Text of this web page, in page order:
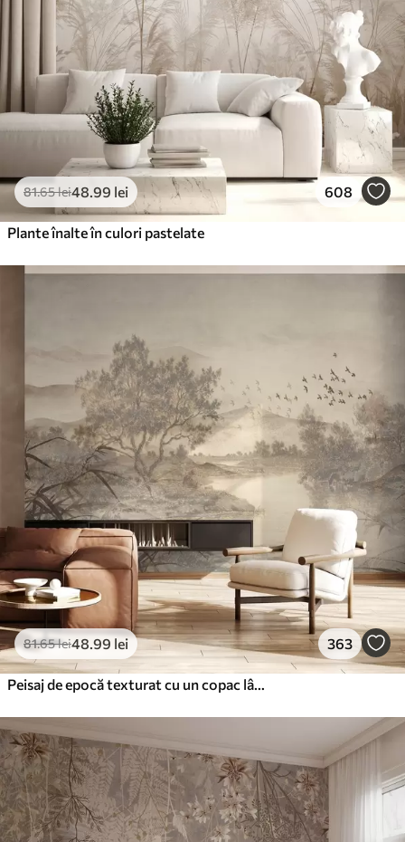
81.65lei48 .99 lei 608
Plante înalte în culori pastelate
81.65lei48 .99 lei 363